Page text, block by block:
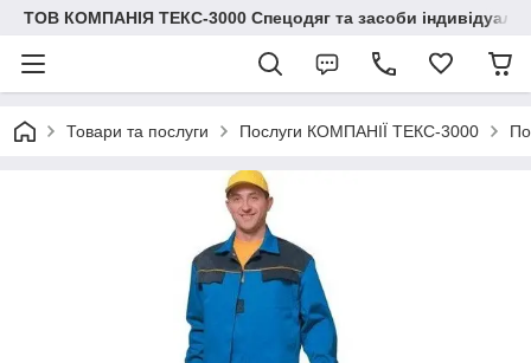
ТОВ КОМПАНІЯ ТЕКС-3000 Спецодяг та засоби
Товари та послуги Послуги КОМПАНІЇ ТЕКС-3000